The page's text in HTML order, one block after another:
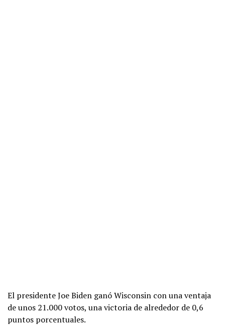
El presidente Joe Biden ganó Wisconsin con una ventaja
de unos 21.000 votos, una victoria de alrededor de 0,6
puntos porcentuales.